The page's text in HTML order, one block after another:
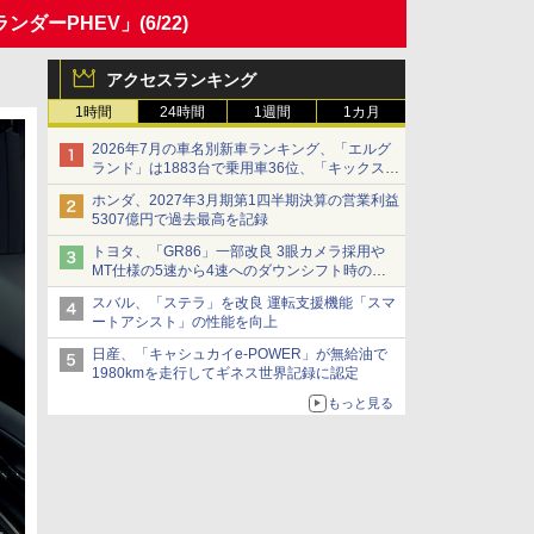
ダーPHEV」 (6/22)
アクセスランキング
1時間 24時間 1週間 1カ月
2026年7月の車名別新車ランキング、「エルグ
ランド」は1883台で乗用車36位、「キックス」
は2591台で27位に
ホンダ、2027年3月期第1四半期決算の営業利益
5307億円で過去最高を記録
トヨタ、「GR86」一部改良 3眼カメラ採用や
MT仕様の5速から4速へのダウンシフト時の操
作性向上など
スバル、「ステラ」を改良 運転支援機能「スマ
ートアシスト」の性能を向上
日産、「キャシュカイe-POWER」が無給油で
1980kmを走行してギネス世界記録に認定
もっと見る